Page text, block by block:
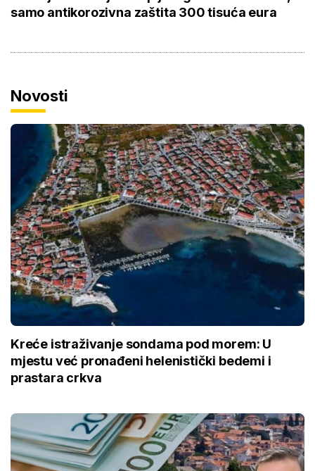
samo antikorozivna zaštita 300 tisuća eura
Novosti
Kreće istraživanje sondama pod morem: U
mjestu već pronađeni helenistički bedemi i
prastara crkva